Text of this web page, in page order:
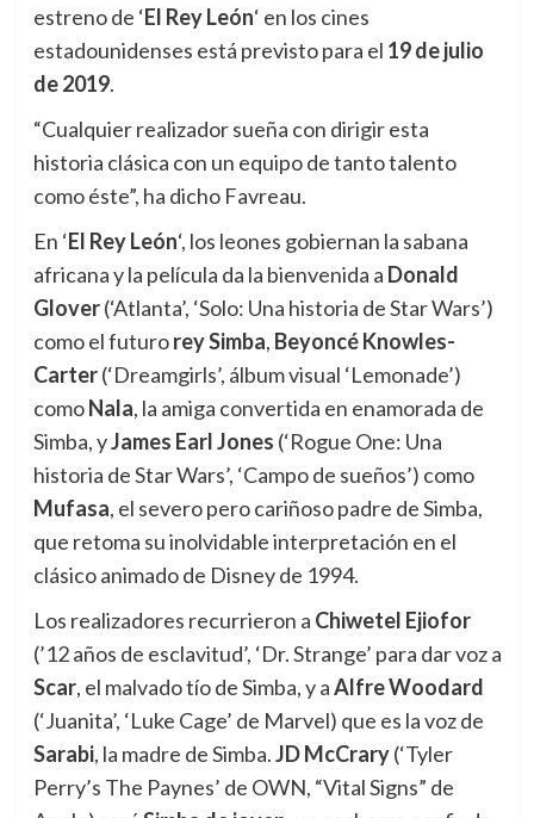
estreno de ‘El Rey León‘ en los cines
estadounidenses está previsto para el 19 de julio
de 2019.
“Cualquier realizador sueña con dirigir esta
historia clásica con un equipo de tanto talento
como éste”, ha dicho Favreau.
En ‘El Rey León‘, los leones gobiernan la sabana
africana y la película da la bienvenida a Donald
Glover(‘Atlanta’, ‘Solo: Una historia de Star Wars’)
como el futurorey Simba, Beyoncé Knowles-
Carter(‘Dreamgirls’, álbum visual ‘Lemonade’)
comoNala, la amiga convertida en enamorada de
Simba, yJames Earl Jones (‘Rogue One: Una
historia de Star Wars’, ‘Campo de sueños’) como
Mufasa, el severo pero cariñoso padre de Simba,
que retoma su inolvidable interpretación en el
clásico animado de Disney de 1994.
Los realizadores recurrieron a Chiwetel Ejiofor
(’12 años de esclavitud’, ‘Dr. Strange’ para dar voz a
Scar, el malvado tío de Simba, y aAlfre Woodard
(‘Juanita’, ‘Luke Cage’ de Marvel) que es la voz de
Sarabi, la madre de Simba.JD McCrary(‘Tyler
Perry’s The Paynes’ de OWN, “Vital Signs” de